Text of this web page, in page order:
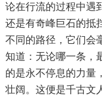
论在行流的过程中遇
还是有奇峰巨石的抵
不同的路径，它们会
知道：无论哪一条，
的是永不停息的力量
壮阔。这便是千古文